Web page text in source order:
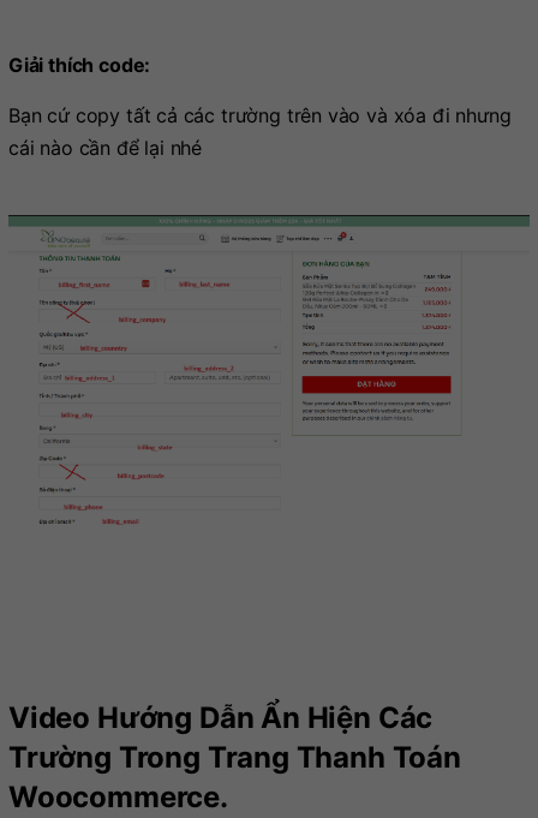
Giải thích code:
Bạn cứ copy tất cả các trường trên vào và xóa đi nhưng
cái nào cần để lại nhé
Video Hướng Dẫn Ẩn Hiện Các
Trường Trong Trang Thanh Toán
Woocommerce.